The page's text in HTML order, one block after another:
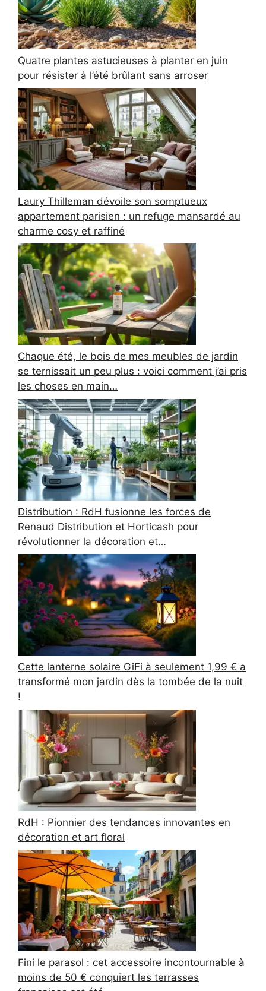
Quatre plantes astucieuses à planter en juin
pour résister à l’été brûlant sans arroser
Laury Thilleman dévoile son somptueux
appartement parisien : un refuge mansardé au
charme cosy et raffiné
Chaque été, le bois de mes meubles de jardin
se ternissait un peu plus : voici comment j’ai pris
les choses en main…
Distribution : RdH fusionne les forces de
Renaud Distribution et Horticash pour
révolutionner la décoration et…
Cette lanterne solaire GiFi à seulement 1,99 € a
transformé mon jardin dès la tombée de la nuit
!
RdH : Pionnier des tendances innovantes en
décoration et art floral
Fini le parasol : cet accessoire incontournable à
moins de 50 € conquiert les terrasses